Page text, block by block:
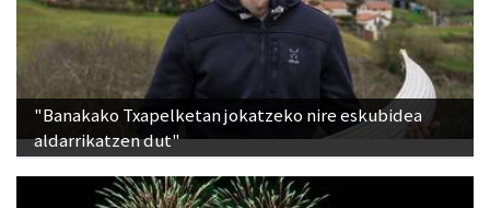
"Banakako Txapelketan jokatzeko nire eskubidea
aldarrikatzen dut"